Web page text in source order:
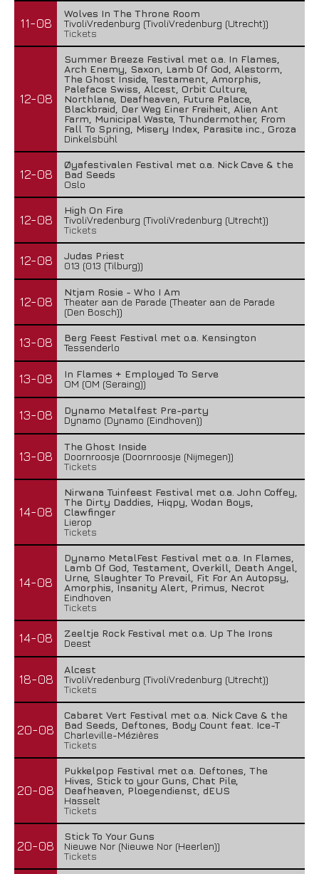
11-08
Wolves In The Throne Room
TivoliVredenburg (TivoliVredenburg (Utrecht))
Tickets
12-08
Summer Breeze Festival met o.a. In Flames,
Arch Enemy, Saxon, Lamb Of God, Alestorm,
The Ghost Inside, Testament, Amorphis,
Paleface Swiss, Alcest, Orbit Culture,
Northlane, Deafheaven, Future Palace,
Blackbraid, Der Weg Einer Freiheit, Alien Ant
Farm, Municipal Waste, Thundermother, From
Fall To Spring, Misery Index, Parasite inc., Groza
Dinkelsbühl
12-08
Øyafestivalen Festival met o.a. Nick Cave & the
Bad Seeds
Oslo
12-08
High On Fire
TivoliVredenburg (TivoliVredenburg (Utrecht))
Tickets
12-08
Judas Priest
013 (013 (Tilburg))
12-08
Ntjam Rosie - Who I Am
Theater aan de Parade (Theater aan de Parade
(Den Bosch))
13-08
Berg Feest Festival met o.a. Kensington
Tessenderlo
13-08
In Flames + Employed To Serve
OM (OM (Seraing))
13-08
Dynamo Metalfest Pre-party
Dynamo (Dynamo (Eindhoven))
13-08
The Ghost Inside
Doornroosje (Doornroosje (Nijmegen))
Tickets
14-08
Nirwana Tuinfeest Festival met o.a. John Coffey,
The Dirty Daddies, Hiqpy, Wodan Boys,
Clawfinger
Lierop
Tickets
14-08
Dynamo MetalFest Festival met o.a. In Flames,
Lamb Of God, Testament, Overkill, Death Angel,
Urne, Slaughter To Prevail, Fit For An Autopsy,
Amorphis, Insanity Alert, Primus, Necrot
Eindhoven
Tickets
14-08
Zeeltje Rock Festival met o.a. Up The Irons
Deest
18-08
Alcest
TivoliVredenburg (TivoliVredenburg (Utrecht))
Tickets
20-08
Cabaret Vert Festival met o.a. Nick Cave & the
Bad Seeds, Deftones, Body Count feat. Ice-T
Charleville-Mézières
Tickets
20-08
Pukkelpop Festival met o.a. Deftones, The
Hives, Stick to your Guns, Chat Pile,
Deafheaven, Ploegendienst, dEUS
Hasselt
Tickets
20-08
Stick To Your Guns
Nieuwe Nor (Nieuwe Nor (Heerlen))
Tickets